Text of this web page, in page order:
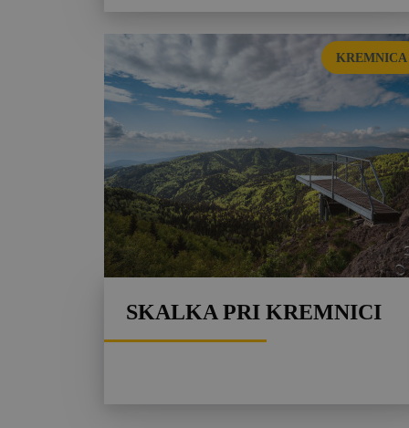
KREMNICA
SKALKA PRI KREMNICI